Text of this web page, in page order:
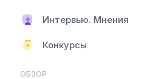
Интервью. Мнения
Конкурсы
ОБЗОР